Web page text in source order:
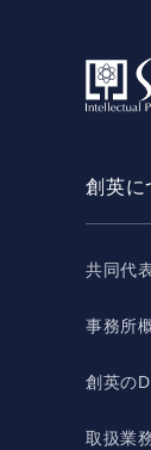
創英に
共同代
事務所
創英の
取扱業